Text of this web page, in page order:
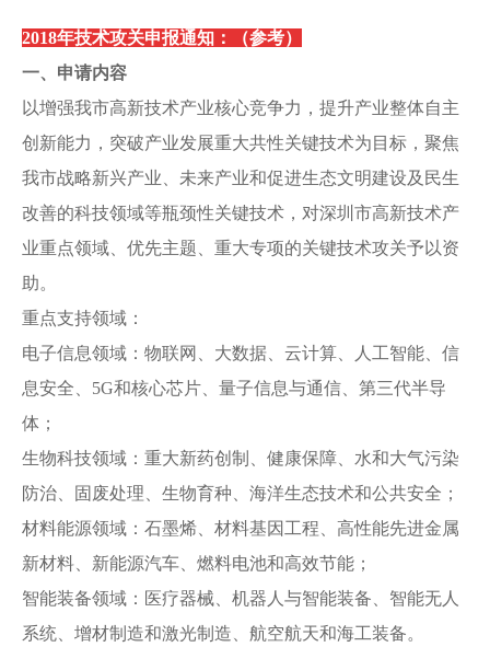
2018年技术攻关申报通知：（参考）
一、申请内容
以增强我市高新技术产业核心竞争力，提升产业整体自主
创新能力，突破产业发展重大共性关键技术为目标，聚焦
我市战略新兴产业、未来产业和促进生态文明建设及民生
改善的科技领域等瓶颈性关键技术，对深圳市高新技术产
业重点领域、优先主题、重大专项的关键技术攻关予以资
助。
重点支持领域：
电子信息领域：物联网、大数据、云计算、人工智能、信
息安全、5G和核心芯片、量子信息与通信、第三代半导
体；
生物科技领域：重大新药创制、健康保障、水和大气污染
防治、固废处理、生物育种、海洋生态技术和公共安全；
材料能源领域：石墨烯、材料基因工程、高性能先进金属
新材料、新能源汽车、燃料电池和高效节能；
智能装备领域：医疗器械、机器人与智能装备、智能无人
系统、增材制造和激光制造、航空航天和海工装备。